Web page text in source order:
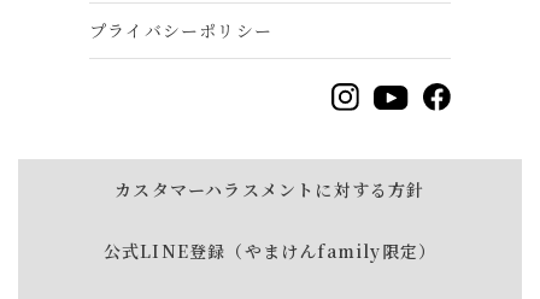
プライバシーポリシー
カスタマーハラスメントに対する方針
公式LINE登録（やまけんfamily限定）